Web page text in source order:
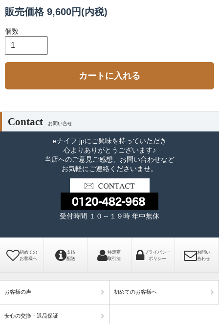
販売価格 9,600円(内税)
個数
カートに入れる
Contact お問い合せ
eナイフ.jpにご興味を持っていただき
心よりありがとうございます♪
当店へのご意見ご感想、お問い合わせなど
お気軽にご連絡くださいませ。
受付時間 １０～１９時 年中無休
初めての
お客様へ
支払
配送
特定商
取引法
プライバシー
ポリシー
お問い
合わせ
お客様の声 初めてのお客様へ
安心の交換・返品保証